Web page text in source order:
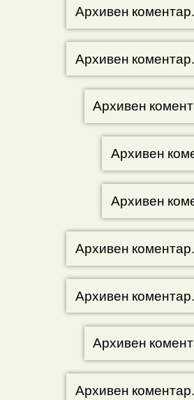
Архивен коментар.
Архивен коментар.
Архивен
Архивен
Архивен
Архивен коментар.
Архивен коментар.
Архивен
Архивен коментар.